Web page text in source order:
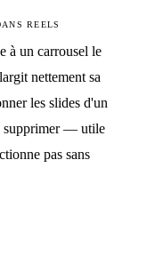
REELS
à un carrousel le
nettement sa
les slides d'un
supprimer — utile
pas sans